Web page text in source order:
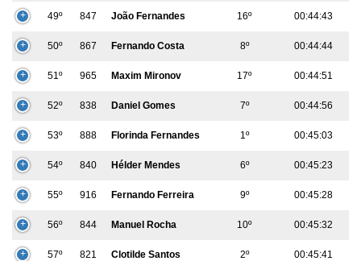
49º 847 João Fernandes 16º 00:44:43
50º 867 Fernando Costa 8º 00:44:44
51º 965 Maxim Mironov 17º 00:44:51
52º 838 Daniel Gomes 7º 00:44:56
53º 888 Florinda Fernandes 1º 00:45:03
54º 840 Hélder Mendes 6º 00:45:23
55º 916 Fernando Ferreira 9º 00:45:28
56º 844 Manuel Rocha 10º 00:45:32
57º 821 Clotilde Santos 2º 00:45:41